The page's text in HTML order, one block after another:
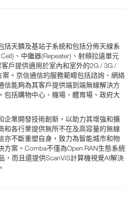
括天饋及基站子系統和包括分佈天線系
、中繼器(Repeater)、射頻拉遠單元
戶提供適用於室內和室外的2G / 3G /
案。京信通信的服務範疇包括諮詢、網絡
信能夠為其客戶提供端到端無線解決方
包括購物中心、機場、體育場、政府大
企業開發技術創新，以助力其增強和擴
和各行業提供無所不在及高容量的無線
亦不斷重塑自身，致力為智能城市和物
方案。Comba不僅為Open RAN生態系統
，而且還提供ScanViS計算機視覺AI解決